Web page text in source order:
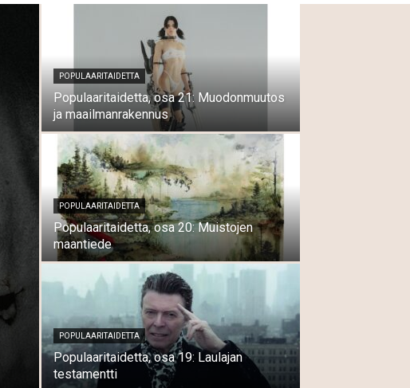
POPULAARITAIDETTA
Populaaritaidetta, osa 21: Muodonmuutos
ja maailmanrakennus
POPULAARITAIDETTA
Populaaritaidetta, osa 20: Muistojen
maantiede
POPULAARITAIDETTA
Populaaritaidetta, osa 19: Laulajan
testamentti